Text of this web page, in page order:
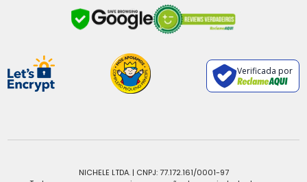
Verificada por
NICHELE LTDA. | CNPJ: 77.172.161/0001-97